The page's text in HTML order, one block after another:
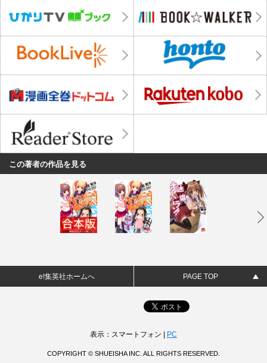
この著者の作品を見る
e!集英社ホームへ PAGE TOP
表示：スマートフォン | PC
COPYRIGHT © SHUEISHA INC. ALL RIGHTS RESERVED.